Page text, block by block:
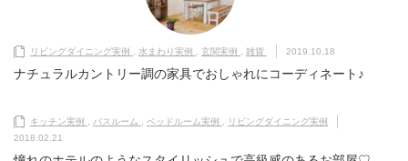
リビングダイニング実例 水まわり実例 玄関実例 雑貨 2019.10.18
ナチュラルカントリー調の家具でおしゃれにコーディネート♪
キッチン実例 バスルーム ベッドルーム実例
リビングダイニング実例
2018.02.21